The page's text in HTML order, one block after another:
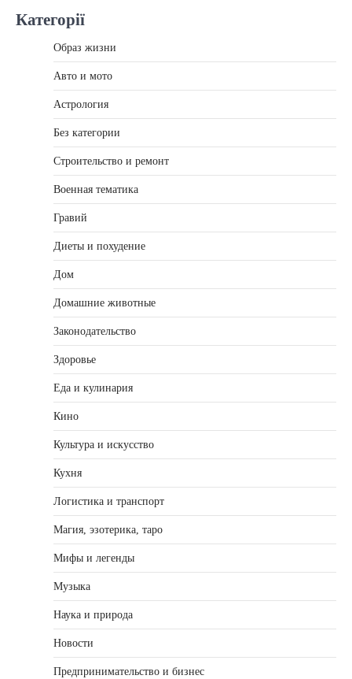
Категорії
Образ жизни
Авто и мото
Астрология
Без категории
Строительство и ремонт
Военная тематика
Гравий
Диеты и похудение
Дом
Домашние животные
Законодательство
Здоровье
Еда и кулинария
Кино
Культура и искусство
Кухня
Логистика и транспорт
Магия, эзотерика, таро
Мифы и легенды
Музыка
Наука и природа
Новости
Предпринимательство и бизнес